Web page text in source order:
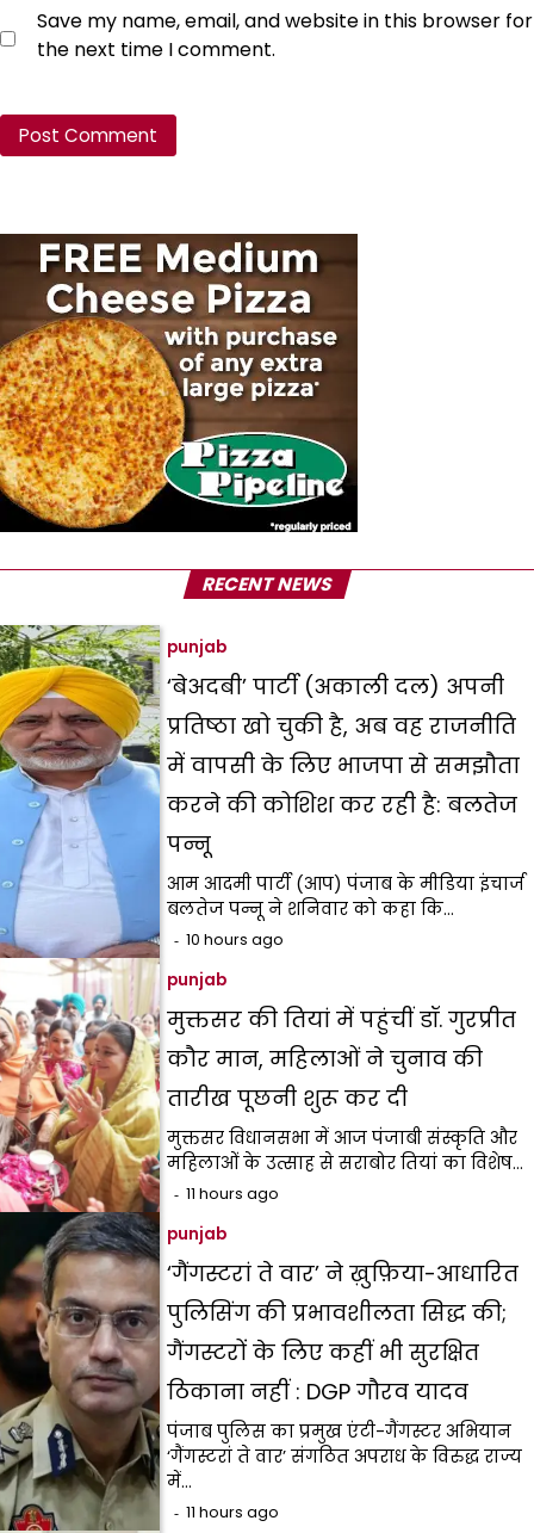
Save my name, email, and website in this browser for
the next time I comment.
RECENT NEWS
punjab
‘बेअदबी’ पार्टी (अकाली दल) अपनी
प्रतिष्ठा खो चुकी है, अब वह राजनीति
में वापसी के लिए भाजपा से समझौता
करने की कोशिश कर रही है: बलतेज
पन्नू
आम आदमी पार्टी (आप) पंजाब के मीडिया इंचार्ज
बलतेज पन्नू ने शनिवार को कहा कि…
10 hours ago
punjab
मुक्तसर की तियां में पहुंचीं डॉ. गुरप्रीत
कौर मान, महिलाओं ने चुनाव की
तारीख पूछनी शुरू कर दी
मुक्तसर विधानसभा में आज पंजाबी संस्कृति और
महिलाओं के उत्साह से सराबोर तियां का विशेष…
11 hours ago
punjab
‘गैंगस्टरां ते वार’ ने ख़ुफ़िया-आधारित
पुलिसिंग की प्रभावशीलता सिद्ध की;
गैंगस्टरों के लिए कहीं भी सुरक्षित
ठिकाना नहीं : DGP गौरव यादव
पंजाब पुलिस का प्रमुख एंटी-गैंगस्टर अभियान
‘गैंगस्टरां ते वार’ संगठित अपराध के विरुद्ध राज्य
में…
11 hours ago